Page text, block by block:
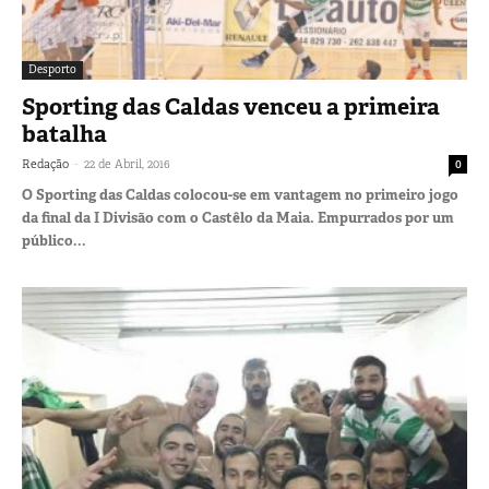
Desporto
Sporting das Caldas venceu a primeira
batalha
Redação - 22 de Abril, 2016 0
O Sporting das Caldas colocou-se em vantagem no primeiro jogo
da final da I Divisão com o Castêlo da Maia. Empurrados por um
público...